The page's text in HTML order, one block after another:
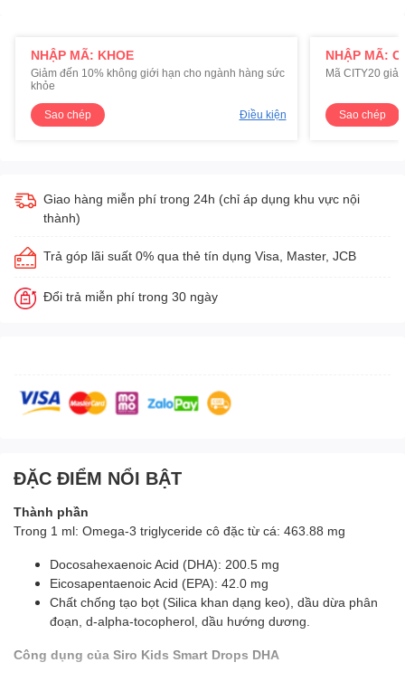
NHẬP MÃ: KHOE
Giảm đến 10% không giới hạn cho ngành hàng sức
khỏe
Sao chép Điều kiện
NHẬP MÃ:
Mã CITY20
Sao chép
Giao hàng miễn phí trong 24h (chỉ áp dụng khu vực nội
thành)
Trả góp lãi suất 0% qua thẻ tín dụng Visa, Master, JCB
Đổi trả miễn phí trong 30 ngày
ĐẶC ĐIỂM NỔI BẬT
Thành phần
Trong 1 ml: Omega-3 triglyceride cô đặc từ cá: 463.88 mg
Docosahexaenoic Acid (DHA): 200.5 mg
Eicosapentaenoic Acid (EPA): 42.0 mg
Chất chống tạo bọt (Silica khan dạng keo), dầu dừa phân
đoạn, d-alpha-tocopherol, dầu hướng dương.
Công dụng của Siro Kids Smart Drops DHA